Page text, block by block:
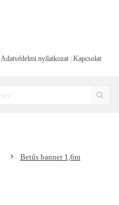
Adatvédelmi nyilatkozat Kapcsolat
Betűs banner 1,6m